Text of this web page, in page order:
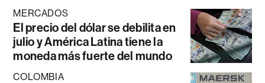
MERCADOS
El precio del dólar se debilita en
julio y América Latina tiene la
moneda más fuerte del mundo
COLOMBIA